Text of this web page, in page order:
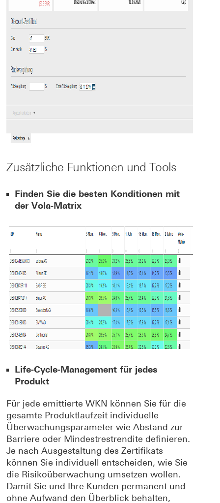
Zusätzliche Funktionen und Tools
Finden Sie die besten Konditionen mit
der Vola-Matrix
Life-Cycle-Management für jedes
Produkt
Für jede emittierte WKN können Sie für die
gesamte Produktlaufzeit individuelle
Überwachungsparameter wie Abstand zur
Barriere oder Mindestrestrendite definieren.
Je nach Ausgestaltung des Zertifikats
können Sie individuell entscheiden, wie Sie
die Risikoüberwachung umsetzen wollen.
Damit Sie und Ihre Kunden permanent und
ohne Aufwand den Überblick behalten,